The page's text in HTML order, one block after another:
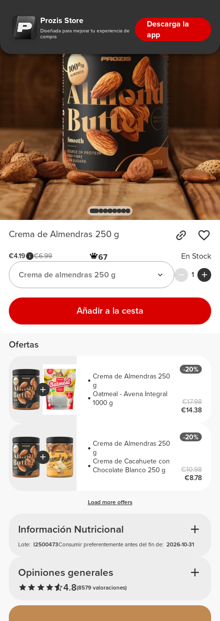
Crema de Almendras 250 g
€4.19 €6.99 67
En Stock
Crema de almendras 250 g
1
Añadir a la cesta
Ofertas
Crema de Almendras 250
g
Oatmeal - Avena Integral
1000 g
-20%
€17.98
€14.38
Crema de Almendras 250
g
Crema de Cacahuete con
Chocolate Blanco 250 g
-20%
€10.98
€8.78
Load more offers
Información Nutricional
Lote: I2500473Consumir preferentemente antes del fin de: 2026-10-31
Opiniones generales
4.8(8579 valoraciones)